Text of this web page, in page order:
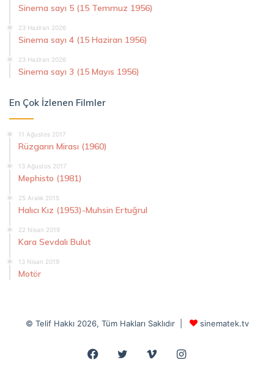
Sinema sayı 5 (15 Temmuz 1956)
23 Haziran 2026
Sinema sayı 4 (15 Haziran 1956)
23 Haziran 2026
Sinema sayı 3 (15 Mayıs 1956)
En Çok İzlenen Filmler
11 Ağustos 2017
Rüzgarın Mirası (1960)
13 Ağustos 2017
Mephisto (1981)
25 Aralık 2015
Halıcı Kız (1953)-Muhsin Ertuğrul
22 Nisan 2019
Kara Sevdalı Bulut
13 Nisan 2019
Motör
© Telif Hakkı 2026, Tüm Hakları Saklıdır | sinematek.tv
Facebook
Twitter VimeoInstagram